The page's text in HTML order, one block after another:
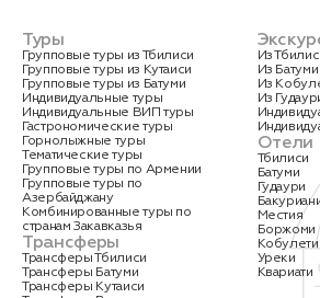
Туры
Групповые туры из Тбилиси
Групповые туры из Кутаиси
Групповые туры из Батуми
Индивидуальные туры
Индивидуальные ВИП туры
Гастрономические туры
Горнолыжные туры
Тематические туры
Групповые туры по Армении
Групповые туры по
Азербайджану
Комбинированные туры по
странам Закавказья
Трансферы
Трансферы Тбилиси
Трансферы Батуми
Трансферы Кутаиси
Из
Из Батуми
Из
Из
Отели
Тбилиси
Батуми
Гудаури
Местия
Боржоми
Кобулети
Уреки
Квариати
Нажимая на кнопку, вы соглашаетесь с
Политики конфиденциальности
Заявка успешно
отправлена!